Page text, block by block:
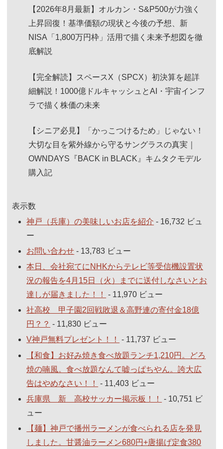
【2026年8月最新】オルカン・S&P500が力強く
上昇回復！基準価額の現状と今後の予想、新
NISA「1,800万円枠」活用で描く未来予想図を徹
底解説
【完全解読】スペースX（SPCX）初決算を超詳
細解説！1000億ドルキャッシュとAI・宇宙インフ
ラで描く株価の未来
【シニア必見】「かっこつけるため」じゃない！
大切な目を紫外線から守るサングラスの真実｜
OWNDAYS『BACK in BLACK』キムタクモデル
購入記
表示数
神戸（兵庫）の美味しいお店を紹介 - 16,732 ビュ
ー
お問い合わせ - 13,783 ビュー
本日、会社宛てにNHKからテレビ等受信機設置状
況の報告を4月15日（火）までに送付しなさいとお
達しが届きました！！
- 11,970 ビュー
社高校 甲子園2回戦敗退＆高野連の寄付金18億
円？？ - 11,830 ビュー
V神戸無料プレゼント！！
- 11,737 ビュー
【和食】お好み焼き食べ放題ランチ1,210円。どろ
焼の喃風。食べ放題なんて嘘っぱちやん。誇大広
告はやめなさい！！
- 11,403 ビュー
兵庫県 新 高校サッカー掲示板！！
- 10,751 ビ
ュー
【麺】神戸で播州ラーメンが食べられる店を発見
しました。甘醤油ラーメン680円+唐揚げ定食380